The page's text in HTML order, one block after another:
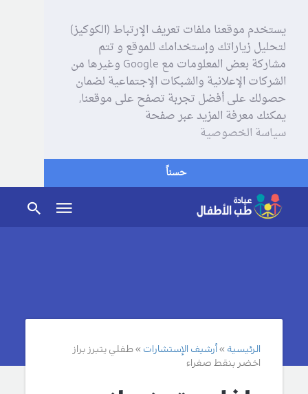
يستخدم موقعنا ملفات تعريف الإرتباط (الكوكيز)
لتحليل زياراتك وإستخدامك للموقع و تتم
مشاركة بعض المعلومات مع Google وغيرها من
الشركات الإعلانية والشبكات الإجتماعية لضمان
حصولك على أفضل تجربة تصفح على موقعنا,
يمكنك معرفة المزيد عبر صفحة
سياسة الخصوصية
حسناً
الرئيسية أرشيف الإستشارات
طفلي يتبرز براز
اخضر بنقط صفراء